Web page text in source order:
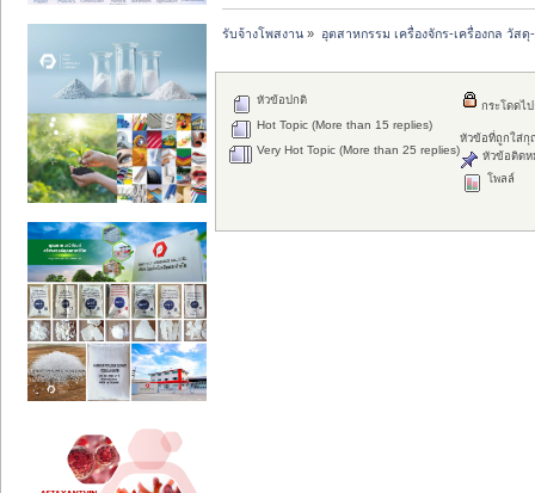
รับจ้างโพสงาน » อุตสาหกรรม เครื่องจักร-เครื่องกล วัส
กระโดดไ
หัวข้อปกติ
Hot Topic (More than 15 replies)
Very Hot Topic (More than 25 replies)
หัวข้อที่ถูกใส่กุ
หัวข้อติดห
โพลล์